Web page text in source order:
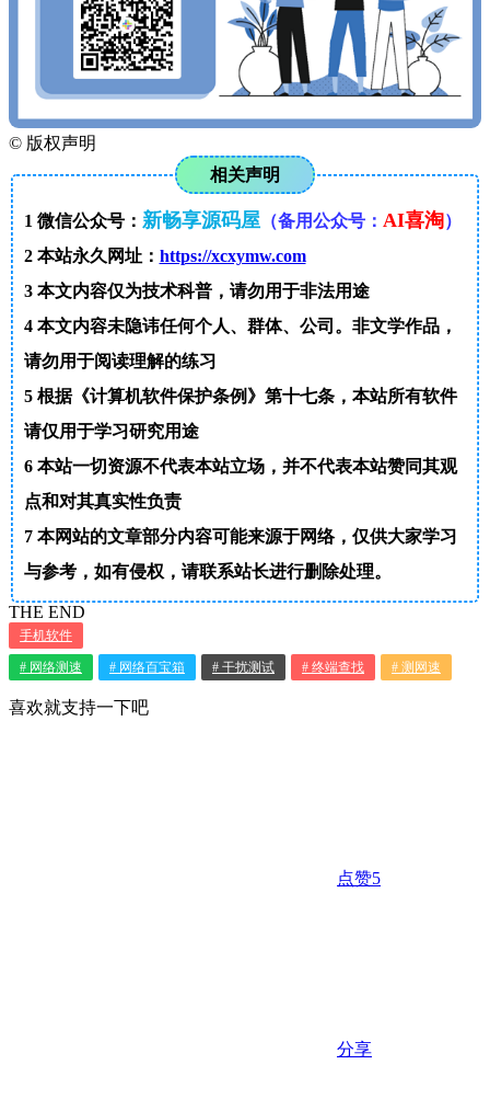
© 版权声明
相关声明
1微信公众号： 新畅享源码屋（备用公众号： AI喜淘）
2本站永久网址： https://xcxymw.com
3本文内容仅为技术科普，请勿用于非法用途
4本文内容未隐讳任何个人、群体、公司。非文学作品，
请勿用于阅读理解的练习
5根据《计算机软件保护条例》第十七条，本站所有软件
请仅用于学习研究用途
6本站一切资源不代表本站立场，并不代表本站赞同其观
点和对其真实性负责
7本网站的文章部分内容可能来源于网络，仅供大家学习
与参考，如有侵权，请联系站长进行删除处理。
THE END
手机软件
# 网络测速 # 网络百宝箱 # 干扰测试 # 终端查找 # 测网速
喜欢就支持一下吧
点赞5
分享